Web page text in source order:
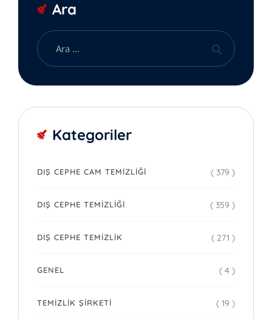
Ara
Kategoriler
DIŞ CEPHE CAM TEMIZLIĞI ( 379 )
DIŞ CEPHE TEMIZLIĞI ( 359 )
DIŞ CEPHE TEMIZLIK ( 271 )
GENEL ( 4 )
TEMIZLIK ŞIRKETI ( 19 )